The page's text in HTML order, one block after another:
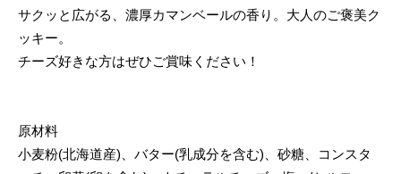
サクッと広がる、濃厚カマンベールの香り。大人のご褒美ク
ッキー。
チーズ好きな方はぜひご賞味ください！
原材料
小麦粉(北海道産)、バター(乳成分を含む)、砂糖、コンスタ